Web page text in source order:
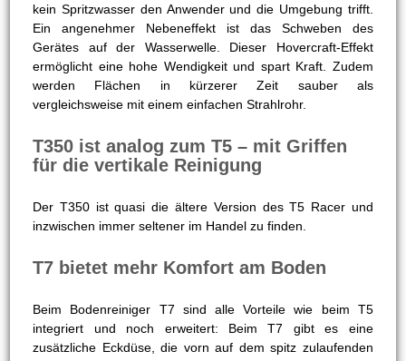
kein Spritzwasser den Anwender und die Umgebung trifft.
Ein angenehmer Nebeneffekt ist das Schweben des
Gerätes auf der Wasserwelle. Dieser Hovercraft-Effekt
ermöglicht eine hohe Wendigkeit und spart Kraft. Zudem
werden Flächen in kürzerer Zeit sauber als
vergleichsweise mit einem einfachen Strahlrohr.
T350 ist analog zum T5 – mit Griffen
für die vertikale Reinigung
Der T350 ist quasi die ältere Version des T5 Racer und
inzwischen immer seltener im Handel zu finden.
T7 bietet mehr Komfort am Boden
Beim Bodenreiniger T7 sind alle Vorteile wie beim T5
integriert und noch erweitert: Beim T7 gibt es eine
zusätzliche Eckdüse, die vorn auf dem spitz zulaufenden